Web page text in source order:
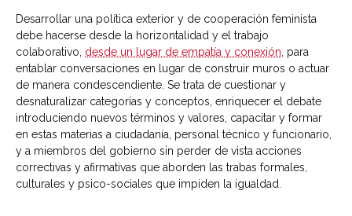
Desarrollar una política exterior y de cooperación feminista
debe hacerse desde la horizontalidad y el trabajo
colaborativo, desde un lugar de empatía y conexión, para
entablar conversaciones en lugar de construir muros o actuar
de manera condescendiente. Se trata de cuestionar y
desnaturalizar categorías y conceptos, enriquecer el debate
introduciendo nuevos términos y valores, capacitar y formar
en estas materias a ciudadanía, personal técnico y funcionario,
y a miembros del gobierno sin perder de vista acciones
correctivas y afirmativas que aborden las trabas formales,
culturales y psico-sociales que impiden la igualdad.